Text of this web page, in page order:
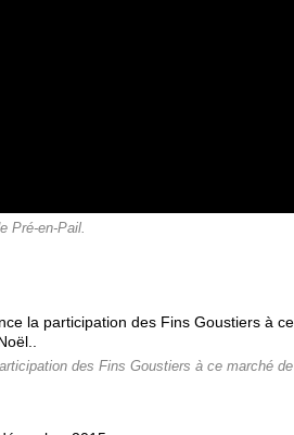
Pré-en-Pail.
des Fins Goustiers à ce marché de